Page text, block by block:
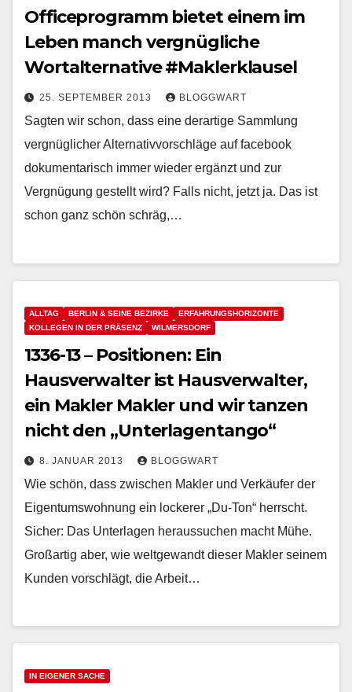
Officeprogramm bietet einem im
Leben manch vergnügliche
Wortalternative #Maklerklausel
25. SEPTEMBER 2013 BLOGGWART
Sagten wir schon, dass eine derartige Sammlung
vergnüglicher Alternativvorschläge auf facebook
dokumentarisch immer wieder ergänzt und zur
Vergnügung gestellt wird? Falls nicht, jetzt ja. Das ist
schon ganz schön schräg,…
ALLTAG BERLIN & SEINE BEZIRKE
ERFAHRUNGSHORIZONTE
KOLLEGEN IN DER PRÄSENZ
WILMERSDORF
1336-13 – Positionen: Ein
Hausverwalter ist Hausverwalter,
ein Makler Makler und wir tanzen
nicht den „Unterlagentango“
8. JANUAR 2013 BLOGGWART
Wie schön, dass zwischen Makler und Verkäufer der
Eigentumswohnung ein lockerer „Du-Ton“ herrscht.
Sicher: Das Unterlagen heraussuchen macht Mühe.
Großartig aber, wie weltgewandt dieser Makler seinem
Kunden vorschlägt, die Arbeit…
IN EIGENER SACHE